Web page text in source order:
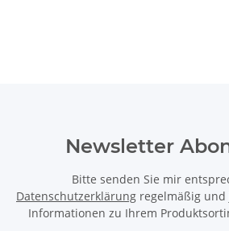
Newsletter
Bitte senden Sie mir
Datenschutzerklärung regelmäßig
Informationen zu Ihrem